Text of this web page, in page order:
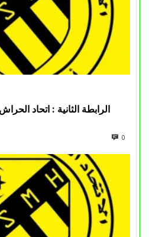
الرابطة الثانية : اتحاد
0